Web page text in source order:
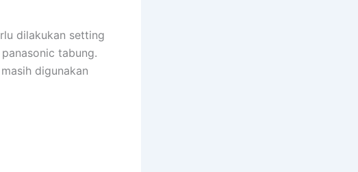
dilakukan setting
tabung.
digunakan